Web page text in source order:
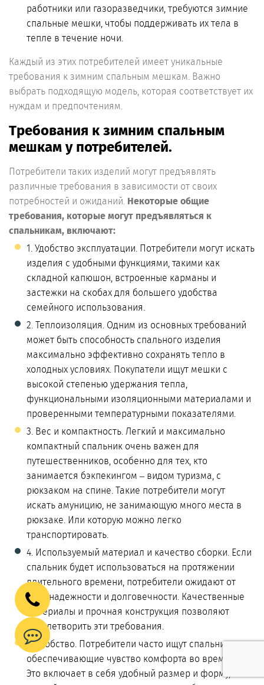
работники или газоразведчики, требуются зимние
спальные мешки, чтобы поддерживать их тела в
тепле в течение ночи.
Каждый из этих потребителей имеет уникальные
требования к зимним спальным мешкам. Важно
выбрать подходящую модель, которая соответствует их
нуждам и предпочтениям.
Требования к зимним спальным
мешкам у потребителей.
Потребители таких изделий могут предъявлять
различные требования в зависимости от своих
потребностей и ожиданий. Некоторые общие
требования, которые могут предъявляться к
спальникам, включают:
1. Удобство эксплуатации. Потребители могут искать
изделия с удобными функциями, такими как
складной капюшон, встроенные карманы и
застежки на скобах для большего удобства
семейного использования.
2. Теплоизоляция. Одним из основных требований
может быть способность спального изделия
максимально эффективно сохранять тепло в
холодных условиях. Покупатели ищут мешки с
высокой степенью удержания тепла,
функциональными изоляционными материалами и
проверенными температурными показателями.
3. Вес и компактность. Легкий и максимально
компактный спальник очень важен для
путешественников, особенно для тех, кто
занимается бэкпекингом – видом туризма, с
рюкзаком на спине. Такие потребители могут
искать амуницию, не занимающую много места в
рюкзаке. Или которую можно легко
транспортировать.
4. Используемый материал и качество сборки. Если
спальник будет использоваться на протяжении
длительного времени, потребители ожидают от
него надежности и долговечности. Качественные
материалы и прочная конструкция позволяют
удовлетворить эти требования.
5. Удобство. Потребители часто ищут спальники,
обеспечивающие чувство комфорта во время сна.
Это включает в себя удобный размер и форму,